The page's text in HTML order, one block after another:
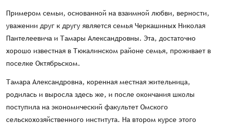
Примером семьи, основанной на взаимной любви, верности,
уважении друг к другу является семья Черкашиных Николая
Пантелеевича и Тамары Александровны. Эта, достаточно
хорошо известная в Тюкалинском районе семья, проживает в
поселке Октябрьском.
Тамара Александровна, коренная местная жительница,
родилась и выросла здесь же, и после окончания школы
поступила на экономический факультет Омского
сельскохозяйственного института. На втором курсе этого